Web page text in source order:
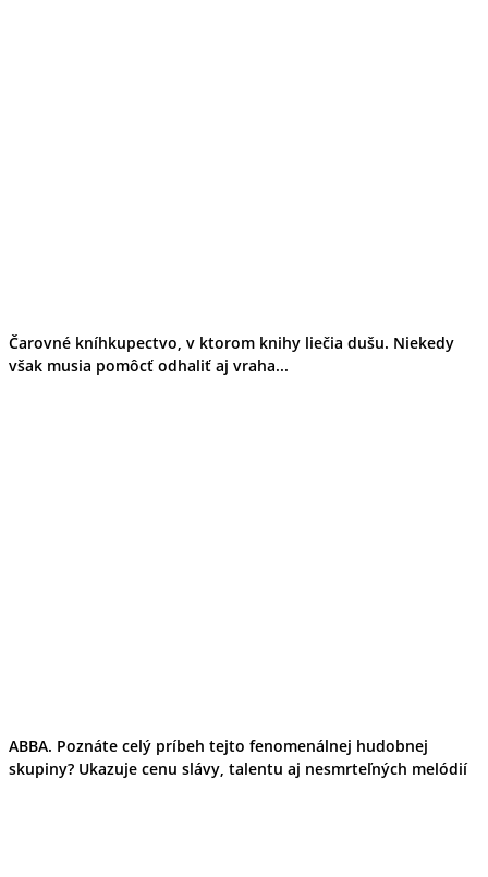
Čarovné kníhkupectvo, v ktorom knihy liečia dušu. Niekedy
však musia pomôcť odhaliť aj vraha...
ABBA. Poznáte celý príbeh tejto fenomenálnej hudobnej
skupiny? Ukazuje cenu slávy, talentu aj nesmrteľných melódií